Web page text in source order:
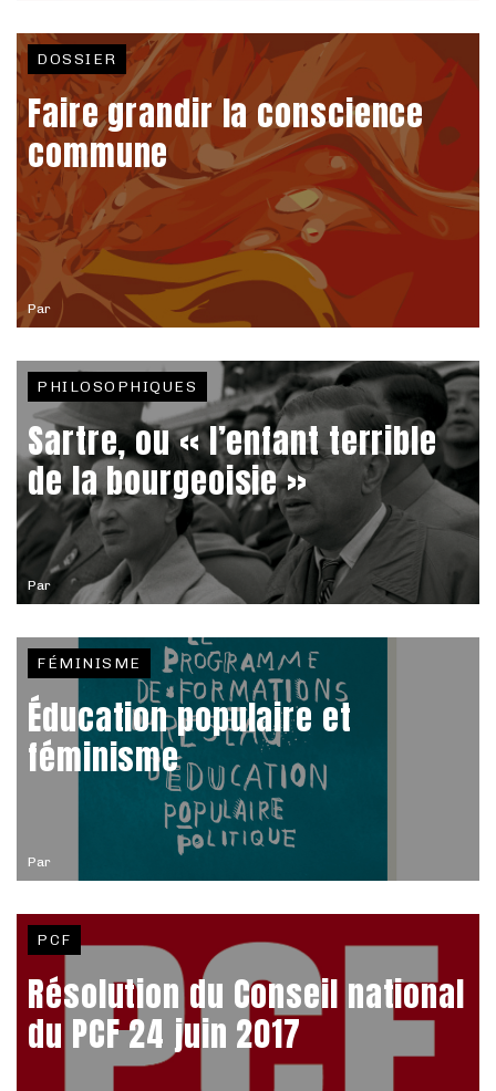
Par
DOSSIER
Faire grandir la conscience
commune
Par
PHILOSOPHIQUES
Sartre, ou « l’enfant terrible
de la bourgeoisie »
Par
FÉMINISME
Éducation populaire et
féminisme
PCF
Résolution du Conseil national
du PCF 24 juin 2017